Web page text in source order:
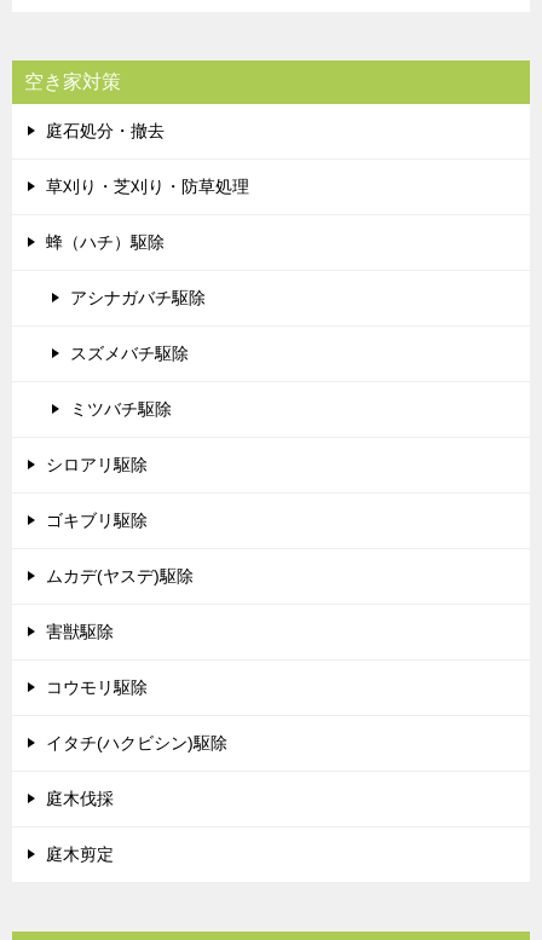
空き家対策
庭石処分・撤去
草刈り・芝刈り・防草処理
蜂（ハチ）駆除
アシナガバチ駆除
スズメバチ駆除
ミツバチ駆除
シロアリ駆除
ゴキブリ駆除
ムカデ(ヤスデ)駆除
害獣駆除
コウモリ駆除
イタチ(ハクビシン)駆除
庭木伐採
庭木剪定